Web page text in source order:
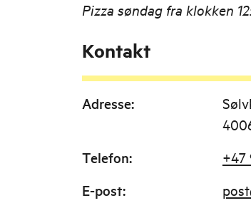
Pizza søndag fra klokken
Kontakt
Adresse:
Telefon: +47
E-post: